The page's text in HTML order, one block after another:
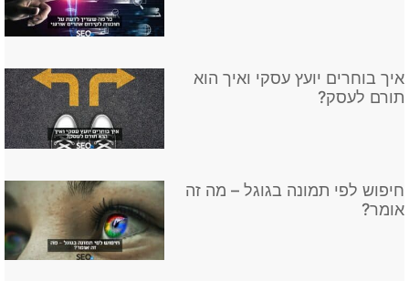
חיפוש לפי תמונה בגוגל – מה זה
אומר?
אימון עסקי